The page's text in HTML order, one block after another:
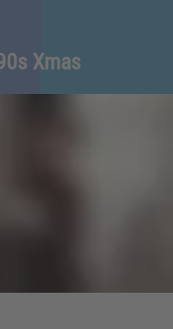
Xmas